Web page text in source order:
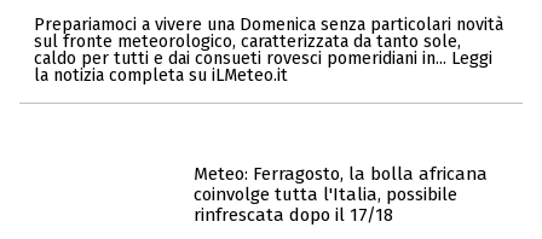
Prepariamoci a vivere una Domenica senza particolari novità
sul fronte meteorologico, caratterizzata da tanto sole,
caldo per tutti e dai consueti rovesci pomeridiani in... Leggi
la notizia completa su iLMeteo.it
Meteo: Ferragosto, la bolla africana
coinvolge tutta l'Italia, possibile
rinfrescata dopo il 17/18